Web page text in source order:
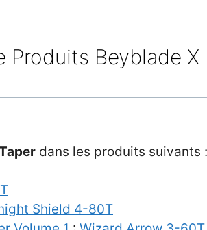
Produits Beyblade X
dans les produits suivants :
Shield 4-80T